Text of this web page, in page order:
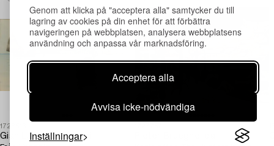
Genom att klicka på "acceptera alla" samtycker du till
lagring av cookies på din enhet för att förbättra
navigeringen på webbplatsen, analysera webbplatsens
användning och anpassa vår marknadsföring.
Acceptera alla
Avvisa icke-nödvändiga
Inställningar
1728513
Gian Luciano Sormani